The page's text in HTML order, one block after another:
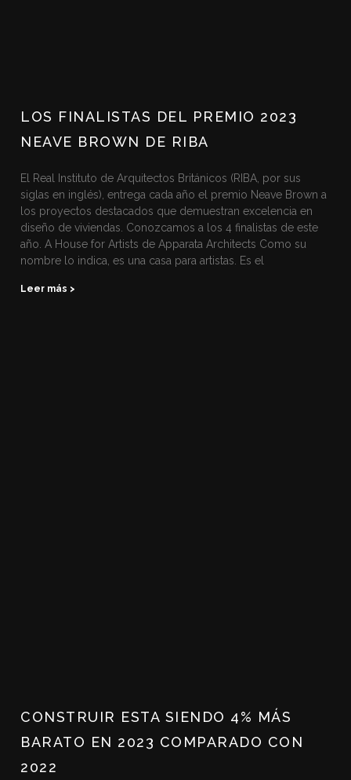
LOS FINALISTAS DEL PREMIO 2023
NEAVE BROWN DE RIBA
El Real Instituto de Arquitectos Británicos (RIBA, por sus
siglas en inglés), entrega cada año el premio Neave Brown a
los proyectos destacados que demuestran excelencia en
diseño de viviendas. Conozcamos a los 4 finalistas de este
año. A House for Artists de Apparata Architects Como su
nombre lo indica, es una casa para artistas. Es el
Leer más >
CONSTRUIR ESTA SIENDO 4% MÁS
BARATO EN 2023 COMPARADO CON
2022